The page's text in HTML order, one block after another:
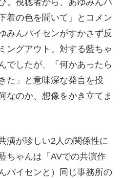
着の色を聞いて」とコメン
みんパイセンがすかさず反
ングアウト。対する藍ちゃ
でしたが、「何かあったら
た」と意味深な発言を投
なのか、想像をかき立てま
演が珍しい2人の関係性に
ちゃんは「AVでの共演作
パイセンと）同じ事務所の